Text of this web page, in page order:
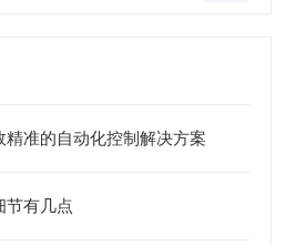
准的自动化控制解决方案
节有几点